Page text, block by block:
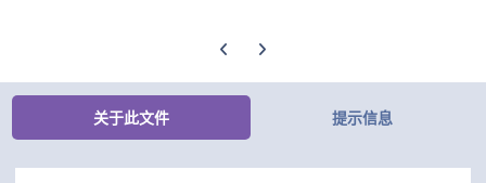
上一张轮播幻灯片
下一张轮播幻灯片
关于此文件 提示信息